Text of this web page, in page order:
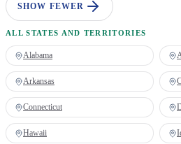
SHOW FEWER
ALL STATES AND TERRITORIES
Alabama
Arkansas
Connecticut
Hawaii